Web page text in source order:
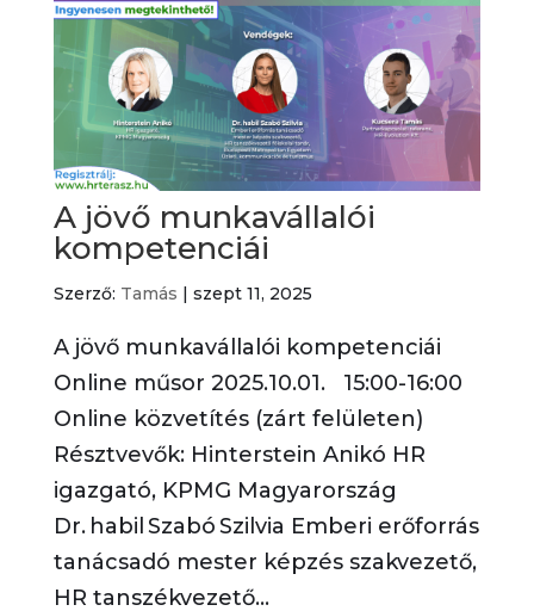
A jövő munkavállalói
kompetenciái
Szerző: Tamás | szept 11, 2025
A jövő munkavállalói kompetenciái
Online műsor 2025.10.01. 15:00-16:00
Online közvetítés (zárt felületen)
Résztvevők: Hinterstein Anikó HR
igazgató, KPMG Magyarország
Dr. habil Szabó Szilvia Emberi erőforrás
tanácsadó mester képzés szakvezető,
HR tanszékvezető...